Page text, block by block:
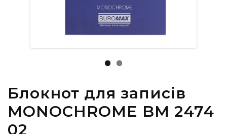
Блокнот для записів
MONOCHROME BM 2474
02